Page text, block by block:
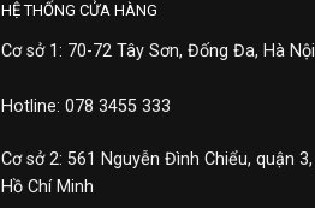
HỆ THỐNG CỬA HÀNG
Cơ sở 1: 70-72 Tây Sơn, Đống Đa, Hà Nội
Hotline: 078 3455 333
Cơ sở 2: 561 Nguyễn Đình Chiểu, quận 3,
Hồ Chí Minh